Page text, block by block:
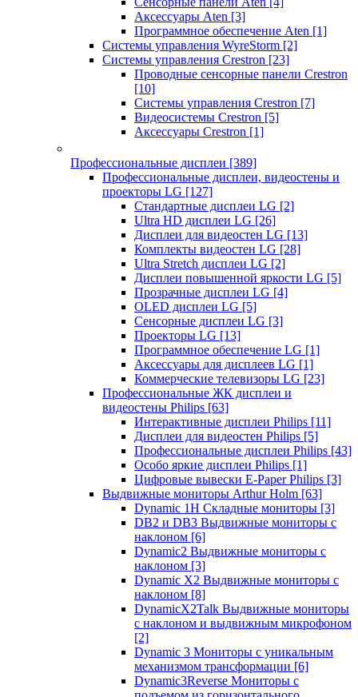
Аксессуары Aten [3]
Программное обеспечение Aten [1]
Системы управления WyreStorm [2]
Системы управления Crestron [23]
Проводные сенсорные панели Crestron
[10]
Системы управления Crestron [7]
Видеосистемы Crestron [5]
Аксессуары Crestron [1]
Профессиональные дисплеи [389]
Профессиональные дисплеи, видеостены и
проекторы LG [127]
Стандартные дисплеи LG [2]
Ultra HD дисплеи LG [26]
Дисплеи для видеостен LG [13]
Комплекты видеостен LG [28]
Ultra Stretch дисплеи LG [2]
Дисплеи повышенной яркости LG [5]
Прозрачные дисплеи LG [4]
OLED дисплеи LG [5]
Сенсорные дисплеи LG [3]
Проекторы LG [13]
Программное обеспечение LG [1]
Аксессуары для дисплеев LG [1]
Коммерческие телевизоры LG [23]
Профессиональные ЖК дисплеи и
видеостены Philips [63]
Интерактивные дисплеи Philips [11]
Дисплеи для видеостен Philips [5]
Профессиональные дисплеи Philips [43]
Особо яркие дисплеи Philips [1]
Цифровые вывески E-Paper Philips [3]
Выдвижные мониторы Arthur Holm [63]
Dynamic 1Н Складные мониторы [3]
DB2 и DB3 Выдвижные мониторы с
наклоном [6]
Dynamic2 Выдвижные мониторы с
наклоном [3]
Dynamic X2 Выдвижные мониторы с
наклоном [8]
DynamicX2Talk Выдвижные мониторы
с наклоном и выдвижным микрофоном
[2]
Dynamic 3 Мониторы с уникальным
механизмом трансформации [6]
Dynamic3Reverse Мониторы с